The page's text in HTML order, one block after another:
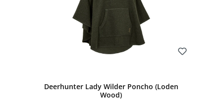
Deerhunter Lady Wilder Poncho (Loden
Wood)